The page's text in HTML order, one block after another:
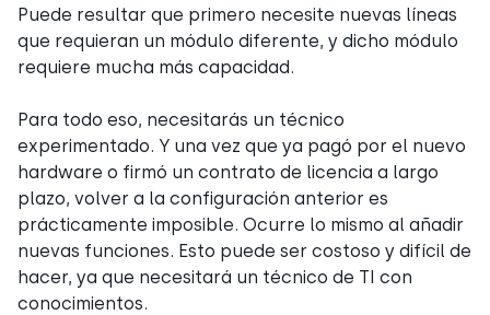
Puede resultar que primero necesite nuevas líneas
que requieran un módulo diferente, y dicho módulo
requiere mucha más capacidad.
Para todo eso, necesitarás un técnico
experimentado. Y una vez que ya pagó por el nuevo
hardware o firmó un contrato de licencia a largo
plazo, volver a la configuración anterior es
prácticamente imposible. Ocurre lo mismo al añadir
nuevas funciones. Esto puede ser costoso y difícil de
hacer, ya que necesitará un técnico de TI con
conocimientos.